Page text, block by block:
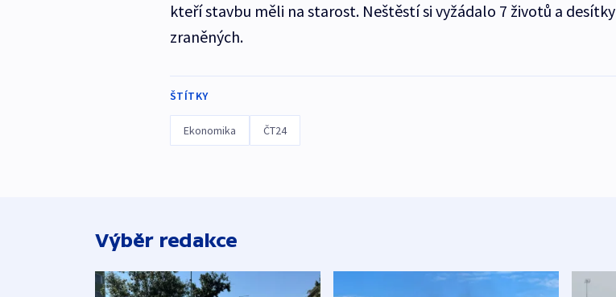
kteří stavbu měli na starost. Neštěstí si vyžádalo 7 životů a desítky
zraněných.
ŠTÍTKY
Ekonomika ČT24
Výběr redakce